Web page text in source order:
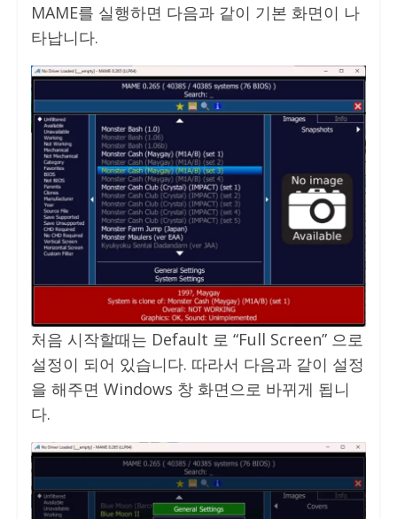
MAME를 실행하면 다음과 같이 기본 화면이 나
타납니다.
처음 시작할때는 Default 로 “Full Screen” 으로
설정이 되어 있습니다. 따라서 다음과 같이 설정
을 해주면 Windows 창 화면으로 바뀌게 됩니
다.